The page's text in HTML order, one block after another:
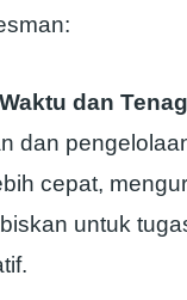
dan
dan
cepat,
untuk